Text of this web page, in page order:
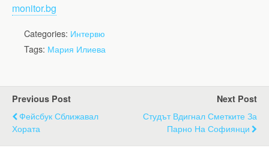
monitor.bg
Categories: Интервю
Tags: Мария Илиева
Previous Post
Фейсбук Сближавал
Хората
Next Post
Студът Вдигнал Сметките За
Парно На Софиянци